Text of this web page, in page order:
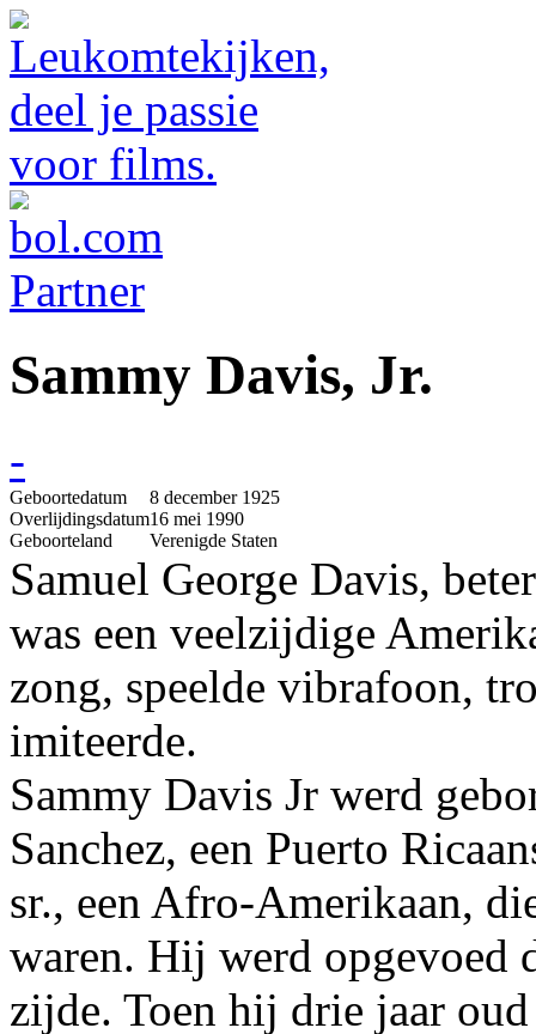
Sammy Davis, Jr.
-
Geboortedatum
8 december 1925
Overlijdingsdatum16 mei 1990
Geboorteland
Verenigde Staten
Samuel George Davis,
was een veelzijdige
zong, speelde vibrafoon,
imiteerde.
Sammy Davis Jr werd
Sanchez, een Puerto
sr., een Afro-Amerikaan,
waren. Hij werd opgevoed
zijde. Toen hij drie jaar